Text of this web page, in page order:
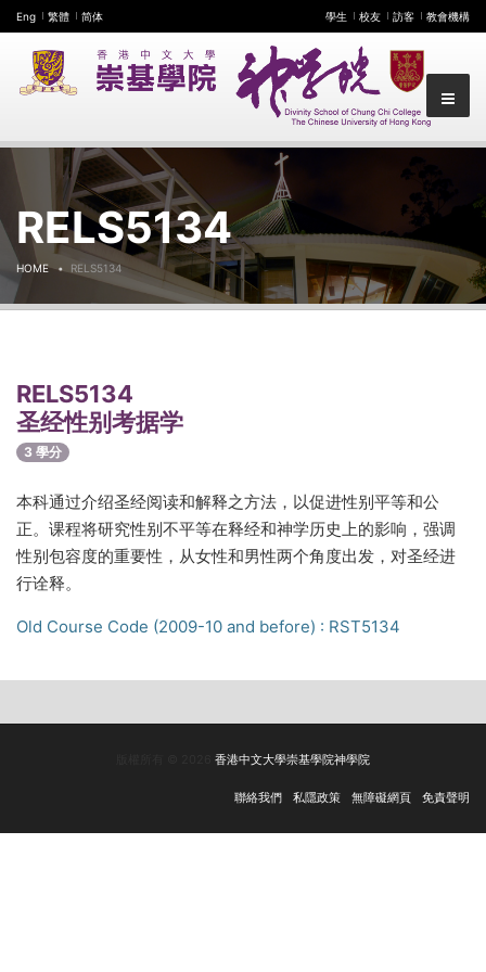
Eng 繁體 简体 學生 校友 訪客 教會機構
RELS5134
HOME RELS5134
RELS5134
圣经性别考据学
3 學分
本科通过介绍圣经阅读和解释之方法，以促进性别平等和公
正。课程将研究性别不平等在释经和神学历史上的影响，强调
性别包容度的重要性，从女性和男性两个角度出发，对圣经进
行诠释。
Old Course Code (2009-10 and before) : RST5134
香港中文大學崇基學院神學院
免責聲明
無障礙網頁
私隱政策
聯絡我們